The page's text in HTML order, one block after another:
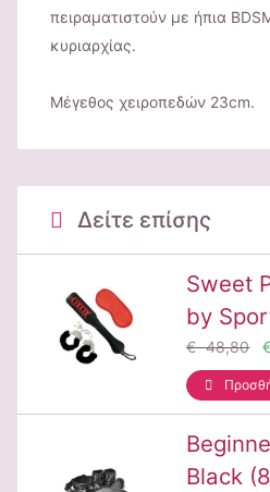
πειραματιστούν με ήπια
κυριαρχίας.
Μέγεθος χειροπεδών 23cm.
Δείτε επίσης
Sweet
by
€ 48,80
Black